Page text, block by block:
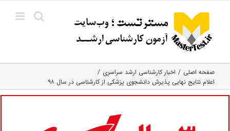
content
صفحه اصلی
اخبار کارشناسی ارشد سراسری
اعلام نتایج نهایی پذیرش دانشجوی پزشکی از کارشناسی در سال ۹۸